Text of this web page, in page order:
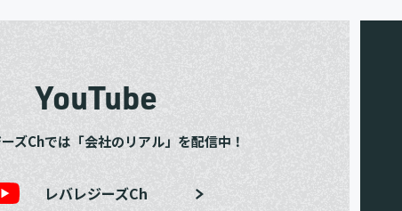
YouTube
ズChでは「会社のリアル」を配信中！
レバレジーズCh